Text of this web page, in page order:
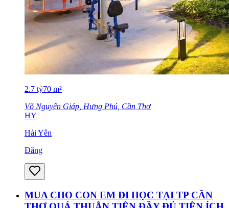
2.7 tỷ70 m²
Võ Nguyên Giáp, Hưng Phú, Cần Thơ
HY
Hải Yên
Đăng
MUA CHO CON EM ĐI HỌC TẠI TP CẦN